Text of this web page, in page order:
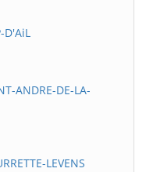
ANDRE-DE-LA-
LEVENS